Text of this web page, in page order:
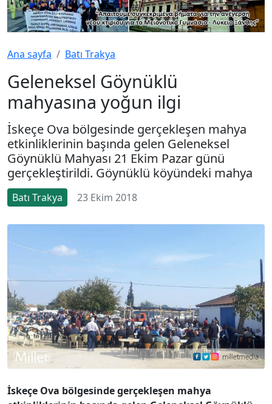
Ana sayfa Batı Trakya
Geleneksel Göynüklü
mahyasına yoğun ilgi
İskeçe Ova bölgesinde gerçekleşen mahya
etkinliklerinin başında gelen Geleneksel
Göynüklü Mahyası 21 Ekim Pazar günü
gerçekleştirildi. Göynüklü köyündeki mahya
Batı Trakya 23 Ekim 2018
İskeçe Ova bölgesinde gerçekleşen mahya